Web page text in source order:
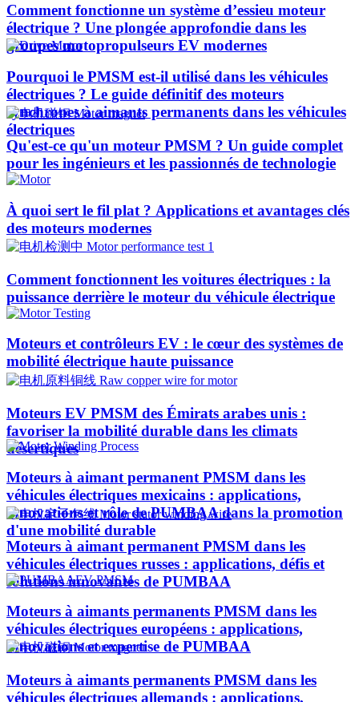
Comment fonctionne un système d’essieu moteur
électrique ? Une plongée approfondie dans les
groupes motopropulseurs EV modernes
Pourquoi le PMSM est-il utilisé dans les véhicules
électriques ? Le guide définitif des moteurs
synchrones à aimants permanents dans les véhicules
électriques
Qu'est-ce qu'un moteur PMSM ? Un guide complet
pour les ingénieurs et les passionnés de technologie
À quoi sert le fil plat ? Applications et avantages clés
des moteurs modernes
Comment fonctionnent les voitures électriques : la
puissance derrière le moteur du véhicule électrique
Moteurs et contrôleurs EV : le cœur des systèmes de
mobilité électrique haute puissance
Moteurs EV PMSM des Émirats arabes unis :
favoriser la mobilité durable dans les climats
désertiques
Moteurs à aimant permanent PMSM dans les
véhicules électriques mexicains : applications,
innovations et rôle de PUMBAA dans la promotion
d'une mobilité durable
Moteurs à aimant permanent PMSM dans les
véhicules électriques russes : applications, défis et
solutions innovantes de PUMBAA
Moteurs à aimants permanents PMSM dans les
véhicules électriques européens : applications,
innovations et expertise de PUMBAA
Moteurs à aimants permanents PMSM dans les
véhicules électriques allemands : applications,